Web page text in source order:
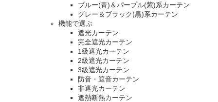
ブルー(青)＆パープル(紫)系カーテン
グレー＆ブラック(黒)系カーテン
機能で選ぶ
遮光カーテン
完全遮光カーテン
1級遮光カーテン
2級遮光カーテン
3級遮光カーテン
防音・遮音カーテン
非遮光カーテン
遮熱断熱カーテン